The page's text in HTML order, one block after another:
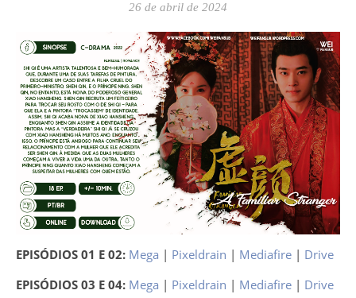
26 de abril de 2024
EPISÓDIOS 01 E 02: Mega | Pixeldrain | Mediafire | Drive
EPISÓDIOS 03 E 04: Mega | Pixeldrain | Mediafire | Drive